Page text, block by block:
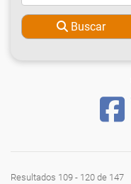
Buscar
Resultados 109 - 120 de 147